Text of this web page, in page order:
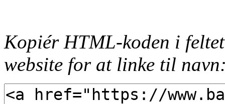
Kopiér HTML-koden i
website for at linke til